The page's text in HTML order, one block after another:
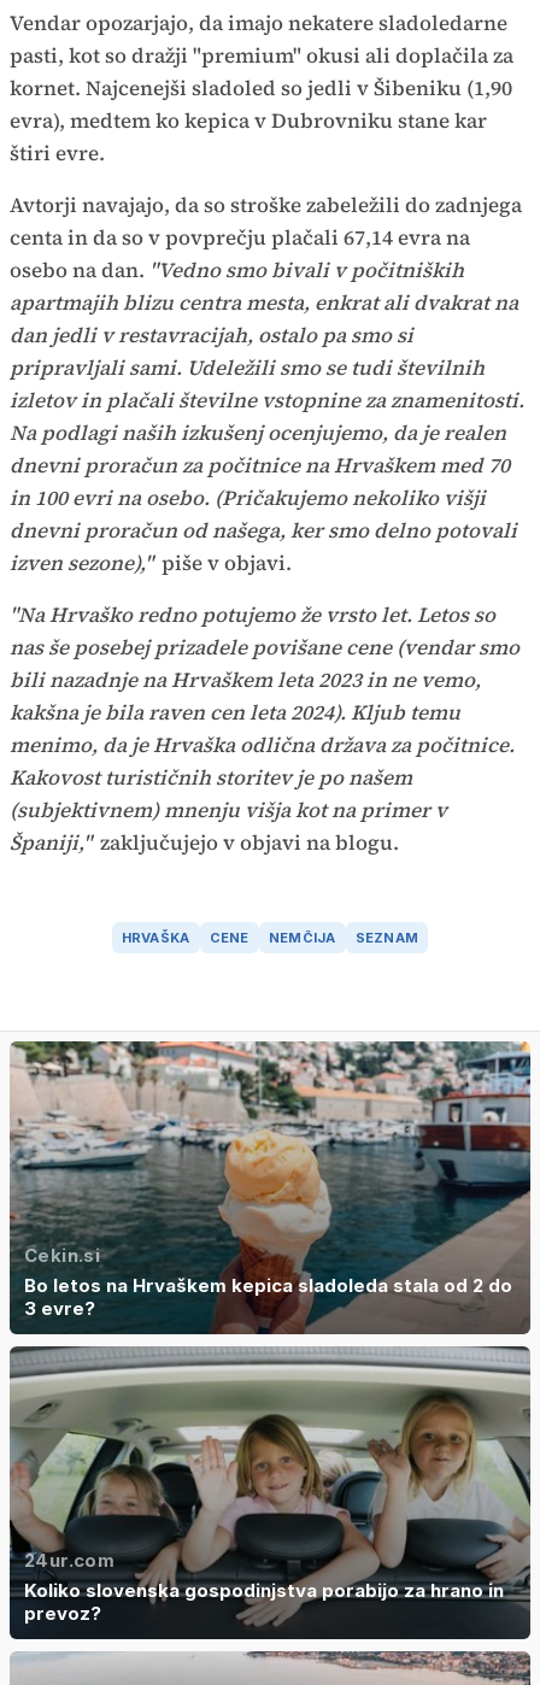
Vendar opozarjajo, da imajo nekatere sladoledarne
pasti, kot so dražji "premium" okusi ali doplačila za
kornet. Najcenejši sladoled so jedli v Šibeniku (1,90
evra), medtem ko kepica v Dubrovniku stane kar
štiri evre.
Avtorji navajajo, da so stroške zabeležili do zadnjega
centa in da so v povprečju plačali 67,14 evra na
osebo na dan. "Vedno smo bivali v počitniških
apartmajih blizu centra mesta, enkrat ali dvakrat na
dan jedli v restavracijah, ostalo pa smo si
pripravljali sami. Udeležili smo se tudi številnih
izletov in plačali številne vstopnine za znamenitosti.
Na podlagi naših izkušenj ocenjujemo, da je realen
dnevni proračun za počitnice na Hrvaškem med 70
in 100 evri na osebo. (Pričakujemo nekoliko višji
dnevni proračun od našega, ker smo delno potovali
izven sezone)," piše v objavi.
"Na Hrvaško redno potujemo že vrsto let. Letos so
nas še posebej prizadele povišane cene (vendar smo
bili nazadnje na Hrvaškem leta 2023 in ne vemo,
kakšna je bila raven cen leta 2024). Kljub temu
menimo, da je Hrvaška odlična država za počitnice.
Kakovost turističnih storitev je po našem
(subjektivnem) mnenju višja kot na primer v
Španiji," zaključujejo v objavi na blogu.
HRVAŠKA CENE NEMČIJA SEZNAM
Cekin.si
Bo letos na Hrvaškem kepica sladoleda stala od 2 do
3 evre?
24ur.com
Koliko slovenska gospodinjstva porabijo za hrano in
prevoz?